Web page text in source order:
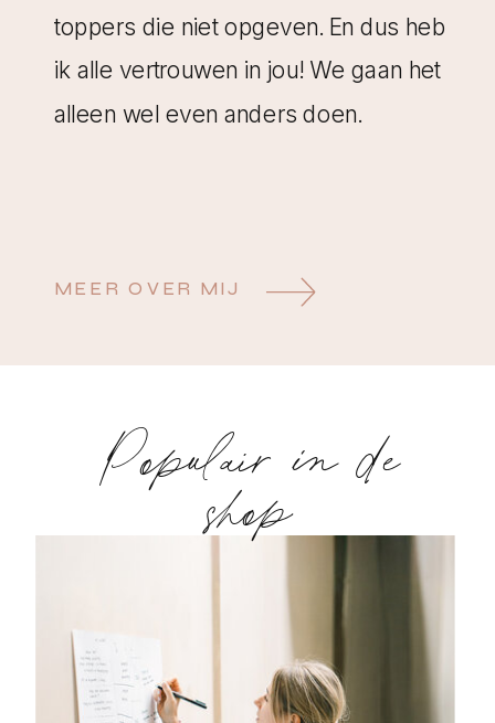
toppers die niet opgeven. En dus heb
ik alle vertrouwen in jou! We gaan het
alleen wel even anders doen.
MEER OVER MIJ
Populair in de
shop